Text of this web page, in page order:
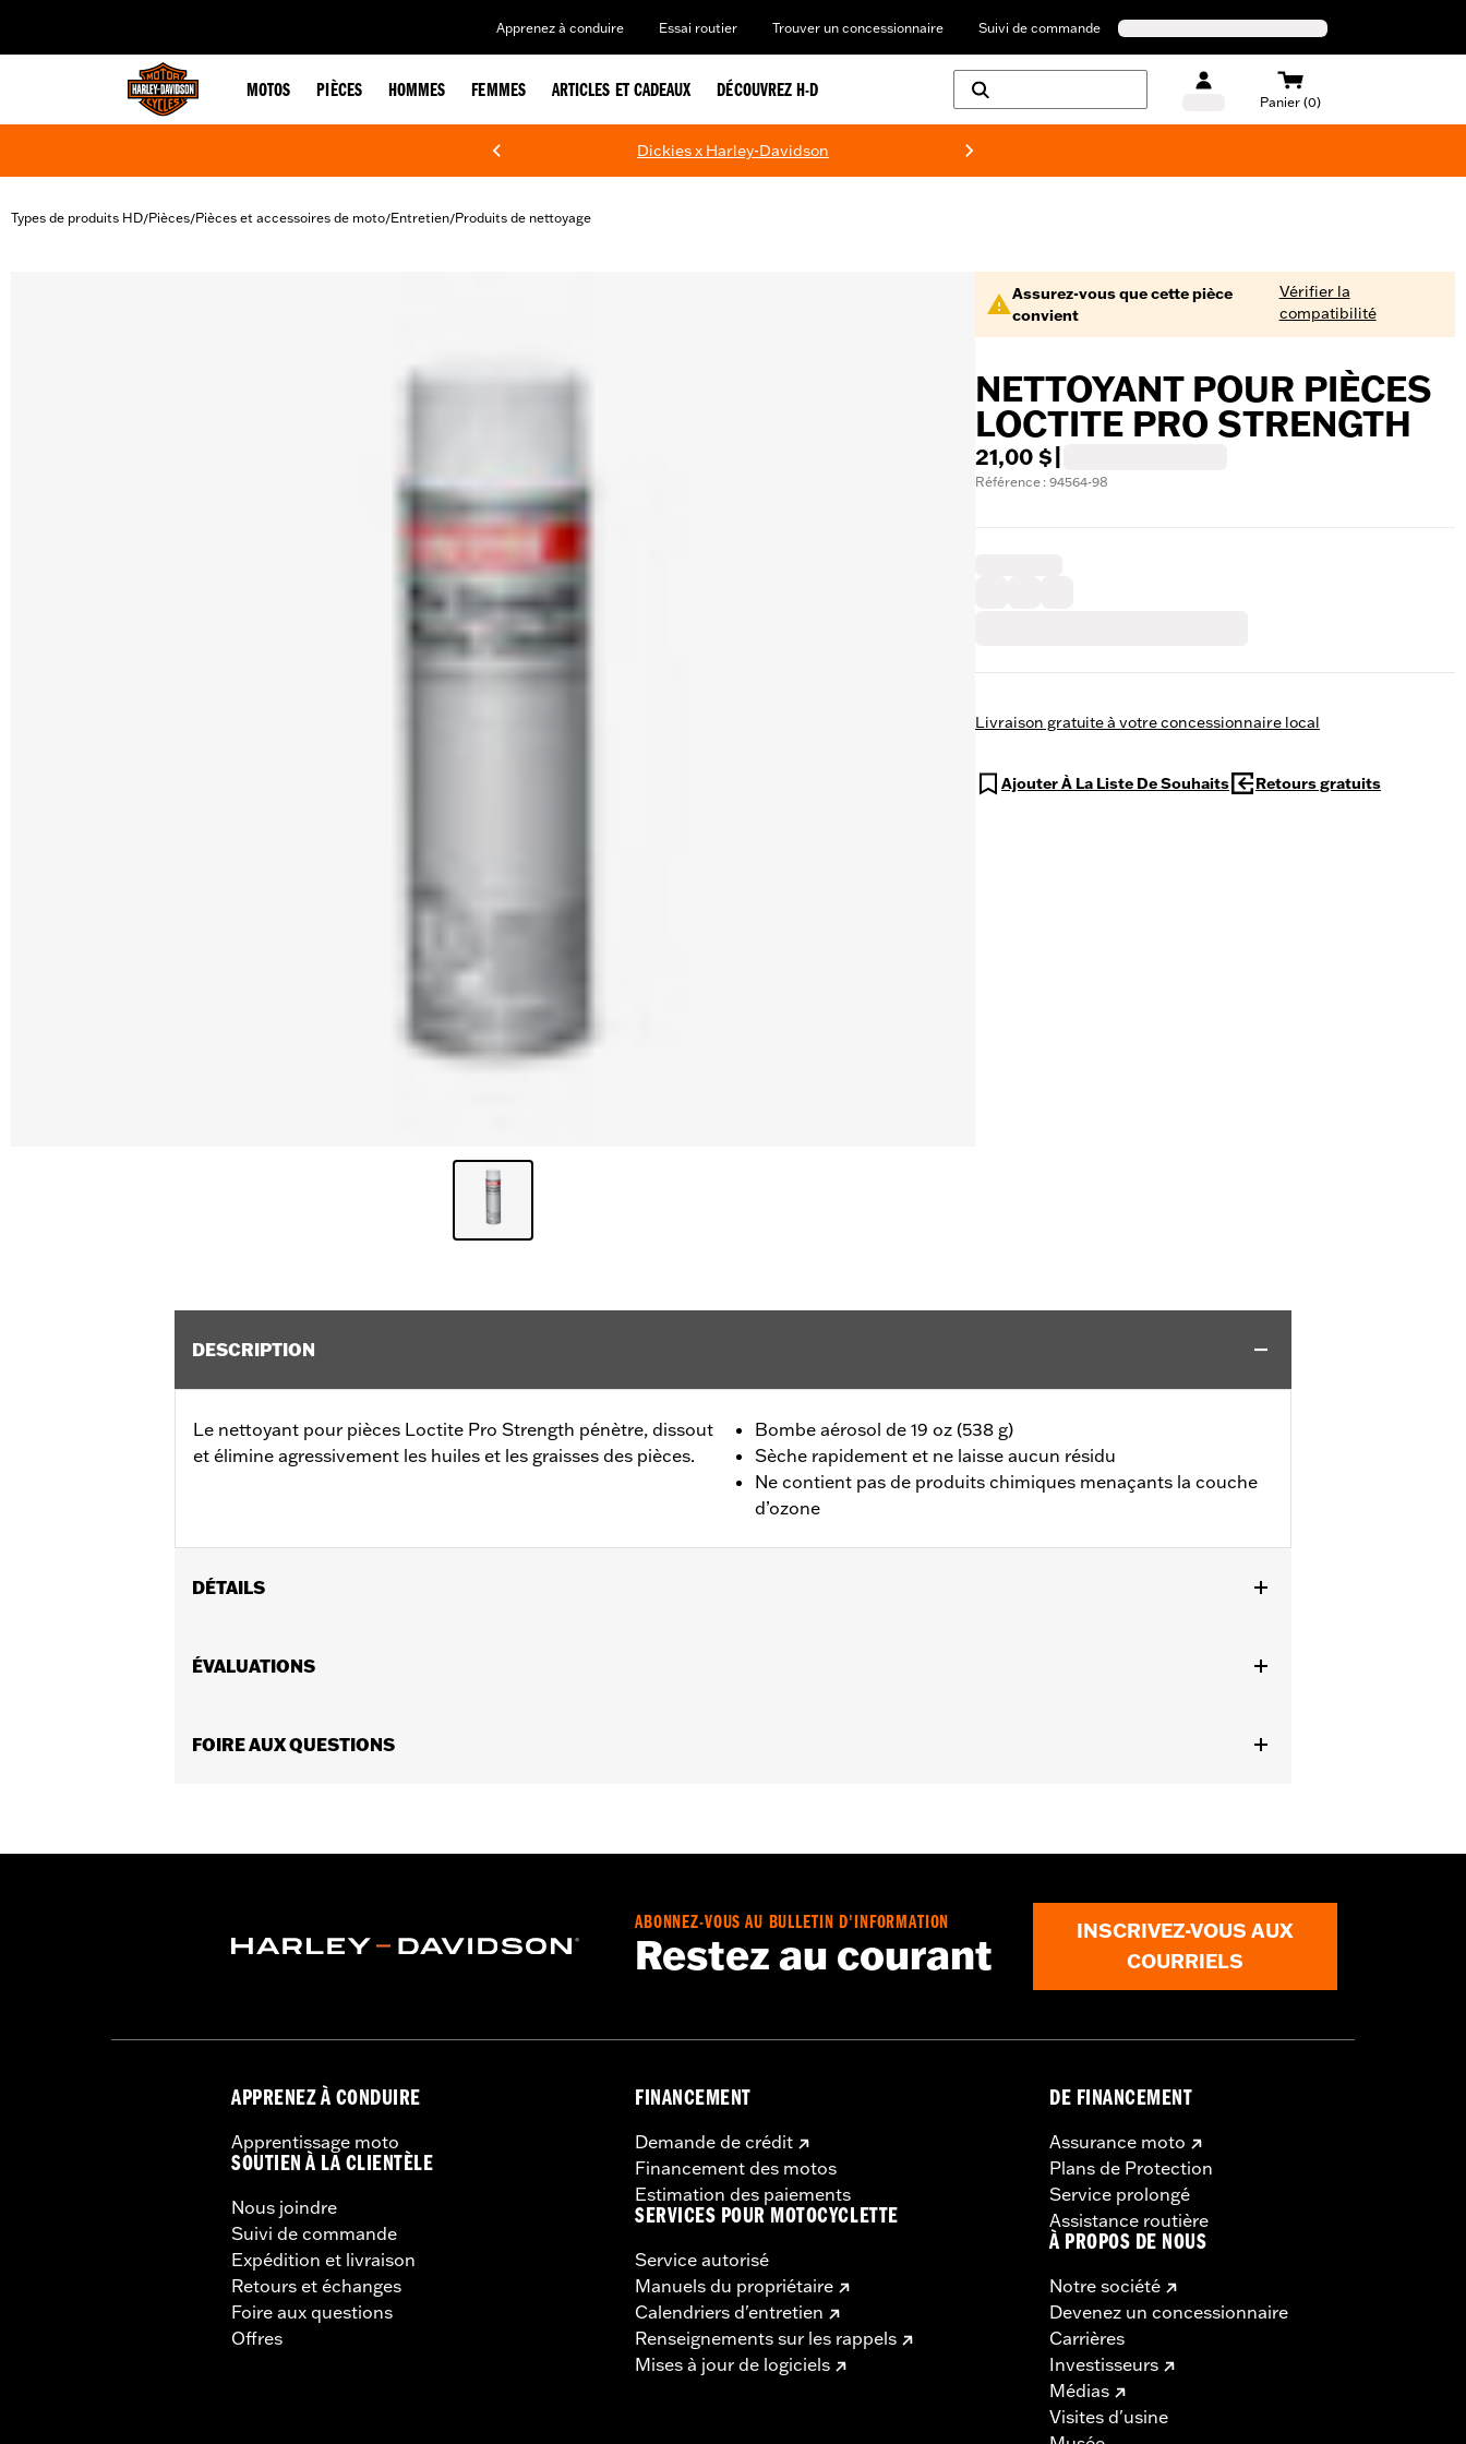
Apprenez à conduire Essai routier Trouver un concessionnaire Suivi de commande
MOTOS PIÈCES HOMMES FEMMES ARTICLES ET CADEAUX DÉCOUVREZ H-D
Panier (0)
Dickies x Harley-Davidson
Types de produits HD/Pièces/Pièces et accessoires de moto/Entretien/Produits de nettoyage
Assurez-vous que cette pièce
convient
Vérifier la
compatibilité
NETTOYANT POUR PIÈCES
LOCTITE PRO STRENGTH
21,00 $
Référence : 94564-98
Livraison gratuite à votre concessionnaire local
Ajouter À La Liste De Souhaits Retours gratuits
DESCRIPTION
Le nettoyant pour pièces Loctite Pro Strength pénètre, dissout
et élimine agressivement les huiles et les graisses des pièces.
Bombe aérosol de 19 oz (538 g)
Sèche rapidement et ne laisse aucun résidu
Ne contient pas de produits chimiques menaçants la couche
d’ozone
DÉTAILS
Contenu de la boîte:
ÉVALUATIONS
FOIRE AUX QUESTIONS
ABONNEZ-VOUS AU BULLETIN D'INFORMATION
Restez au courant
INSCRIVEZ-VOUS AUX
COURRIELS
APPRENEZ À CONDUIRE
Apprentissage moto
SOUTIEN À LA CLIENTÈLE
Nous joindre
Suivi de commande
Expédition et livraison
Retours et échanges
Foire aux questions
Offres
FINANCEMENT
Demande de crédit
Financement des motos
Estimation des paiements
SERVICES POUR MOTOCYCLETTE
Service autorisé
Manuels du propriétaire
Calendriers d'entretien
Renseignements sur les rappels
Mises à jour de logiciels
DE FINANCEMENT
Assurance moto
Plans de Protection
Service prolongé
Assistance routière
À PROPOS DE NOUS
Notre société
Devenez un concessionnaire
Carrières
Investisseurs
Médias
Visites d'usine